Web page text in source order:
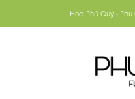
to
Hoa Phú Quý -